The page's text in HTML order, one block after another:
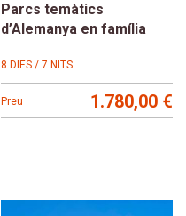
Parcs temàtics
d’Alemanya en família
8 DIES / 7 NITS
Preu 1.780,00 €